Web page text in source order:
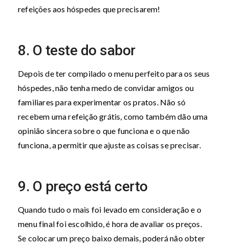
refeições aos hóspedes que precisarem!
8. O teste do sabor
Depois de ter compilado o menu perfeito para os seus
hóspedes, não tenha medo de convidar amigos ou
familiares para experimentar os pratos. Não só
recebem uma refeição grátis, como também dão uma
opinião sincera sobre o que funciona e o que não
funciona, a permitir que ajuste as coisas se precisar.
9. O preço está certo
Quando tudo o mais foi levado em consideração e o
menu final foi escolhido, é hora de avaliar os preços.
Se colocar um preço baixo demais, poderá não obter